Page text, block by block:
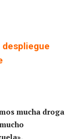
mucha droga